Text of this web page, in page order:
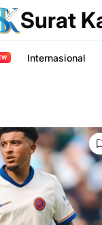
Surat
Internasional